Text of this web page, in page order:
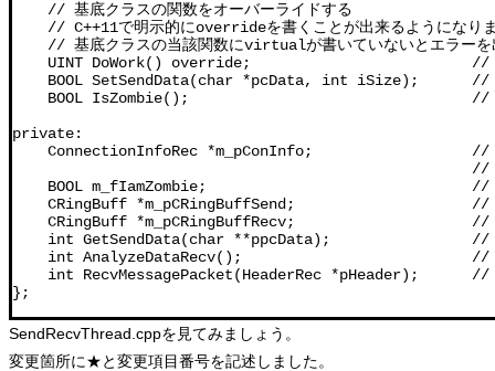
    // 基底クラスの関数をオーバーライドする
// C++11で明示的にoverrideを書くことが出来るようになり
// 基底クラスの当該関数にvirtualが書いていないとエラーを
UINT DoWork() override;                         //
BOOL SetSendData(char *pcData, int iSize);
BOOL IsZombie();                                //
private:
ConnectionInfoRec *m_pConInfo;                  //
//
BOOL m_fIamZombie;                              //
CRingBuff *m_pCRingBuffSend;                    //
CRingBuff *m_pCRingBuffRecv;                    //
int GetSendData(char **ppcData);                //
int AnalyzeDataRecv();                          //
int RecvMessagePacket(HeaderRec *pHeader);      //
};
SendRecvThread.cppを見てみましょう。
変更箇所に★と変更項目番号を記述しました。